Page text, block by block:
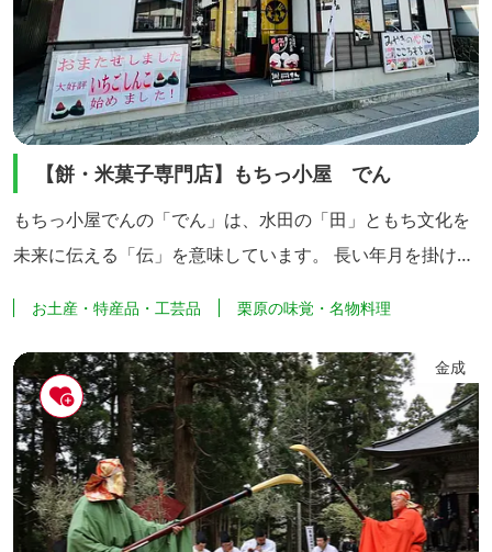
【餅・米菓子専門店】もちっ小屋 でん
もちっ小屋でんの「でん」は、水田の「田」ともち文化を
未来に伝える「伝」を意味しています。 長い年月を掛けや
ん。 大事に大事に心を込めて、今日も希望と夢の餅菓子を
作ります。 お米農家でお米を知り尽くした、もちっ小屋で
んの米菓子が美味しいワケです。 その他、だいふく、米粉
チーズケーキ（穂んにょ）、切り餅等オリジナル商品をた
くさん取り...
お土産・特産品・工芸品 栗原の味覚・名物料理
金成